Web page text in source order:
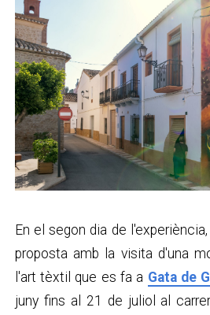
En el segon dia de
proposta amb la visita d'una
l'art tèxtil que es fa a Gata de
juny fins al 21 de juliol al